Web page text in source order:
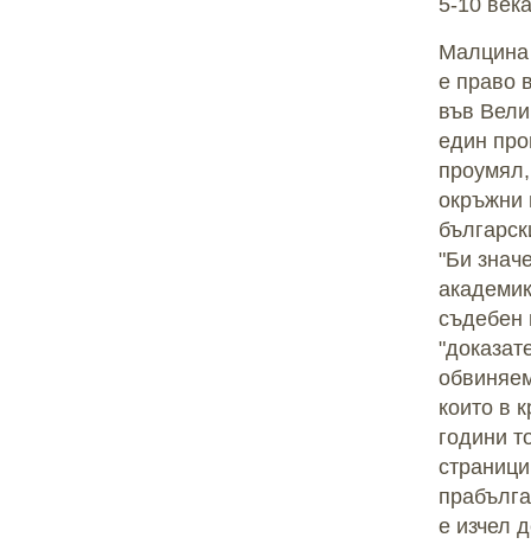
5-10
Малцина
е право
във
един
окръжни
"Би
съдебен
които в
години
е изчел